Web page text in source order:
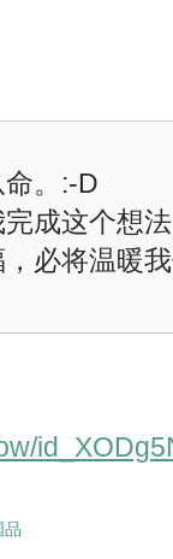
。:-D
完成这个想
必将温暖
品